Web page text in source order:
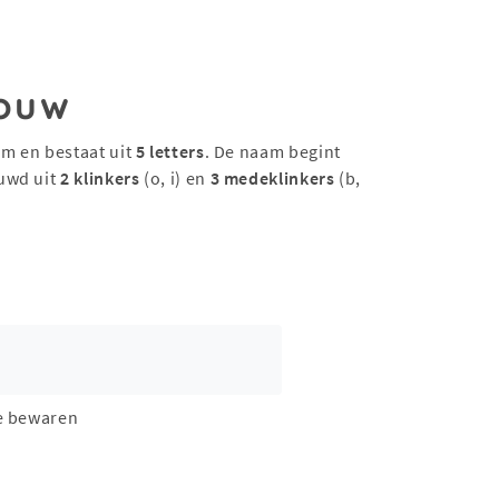
en bestaat uit5 letters. De naam begint
uit2 klinkers (o, i) en 3 medeklinkers (b,
bewaren